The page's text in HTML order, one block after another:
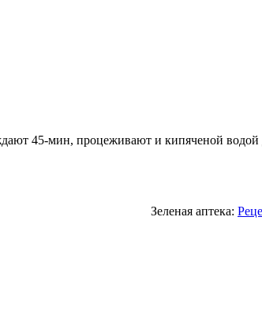
45-мин, процеживают и кипяченой водой
Зеленая аптека: